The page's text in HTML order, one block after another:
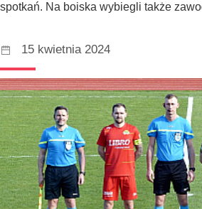
spotkań. Na boiska wybiegli także
15 kwietnia 2024